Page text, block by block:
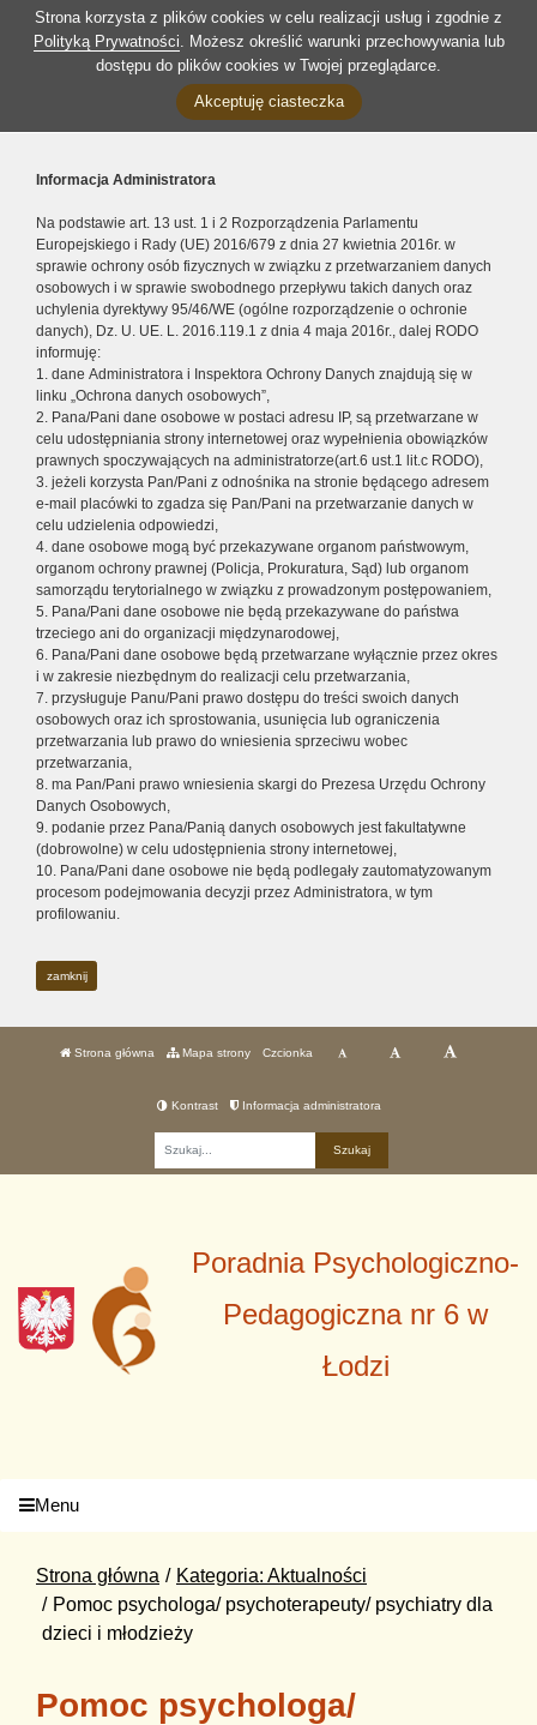
Strona korzysta z plików cookies w celu realizacji usług i zgodnie z
Polityką Prywatności. Możesz określić warunki przechowywania lub
dostępu do plików cookies w Twojej przeglądarce.
Akceptuję ciasteczka
Informacja Administratora
Na podstawie art. 13 ust. 1 i 2 Rozporządzenia Parlamentu
Europejskiego i Rady (UE) 2016/679 z dnia 27 kwietnia 2016r. w
sprawie ochrony osób fizycznych w związku z przetwarzaniem danych
osobowych i w sprawie swobodnego przepływu takich danych oraz
uchylenia dyrektywy 95/46/WE (ogólne rozporządzenie o ochronie
danych), Dz. U. UE. L. 2016.119.1 z dnia 4 maja 2016r., dalej RODO
informuję:
1. dane Administratora i Inspektora Ochrony Danych znajdują się w
linku „Ochrona danych osobowych”,
2. Pana/Pani dane osobowe w postaci adresu IP, są przetwarzane w
celu udostępniania strony internetowej oraz wypełnienia obowiązków
prawnych spoczywających na administratorze(art.6 ust.1 lit.c RODO),
3. jeżeli korzysta Pan/Pani z odnośnika na stronie będącego adresem
e-mail placówki to zgadza się Pan/Pani na przetwarzanie danych w
celu udzielenia odpowiedzi,
4. dane osobowe mogą być przekazywane organom państwowym,
organom ochrony prawnej (Policja, Prokuratura, Sąd) lub organom
samorządu terytorialnego w związku z prowadzonym postępowaniem,
5. Pana/Pani dane osobowe nie będą przekazywane do państwa
trzeciego ani do organizacji międzynarodowej,
6. Pana/Pani dane osobowe będą przetwarzane wyłącznie przez okres
i w zakresie niezbędnym do realizacji celu przetwarzania,
7. przysługuje Panu/Pani prawo dostępu do treści swoich danych
osobowych oraz ich sprostowania, usunięcia lub ograniczenia
przetwarzania lub prawo do wniesienia sprzeciwu wobec
przetwarzania,
8. ma Pan/Pani prawo wniesienia skargi do Prezesa Urzędu Ochrony
Danych Osobowych,
9. podanie przez Pana/Panią danych osobowych jest fakultatywne
(dobrowolne) w celu udostępnienia strony internetowej,
10. Pana/Pani dane osobowe nie będą podlegały zautomatyzowanym
procesom podejmowania decyzji przez Administratora, w tym
profilowaniu.
zamknij
Strona główna Mapa strony Czcionka
Kontrast Informacja administratora
Poradnia Psychologiczno-
Pedagogiczna nr 6 w
Łodzi
Menu
Strona główna
Kategoria: Aktualności
Pomoc psychologa/ psychoterapeuty/ psychiatry dla
dzieci i młodzieży
Pomoc psychologa/